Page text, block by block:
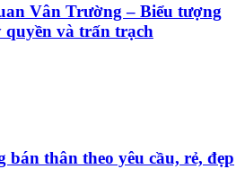
Vân Trường – Biểu tượng
và trấn trạch
bán thân theo yêu cầu, rẻ, đẹp